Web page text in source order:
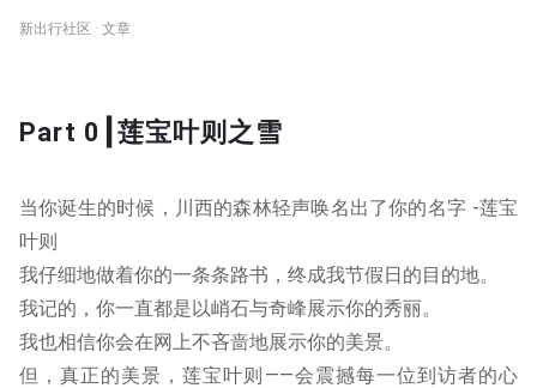
新出行社区 · 文章
Part 0┃莲宝叶则之雪
当你诞生的时候，川西的森林轻声唤名出了你的名字 -莲宝
叶则
我仔细地做着你的一条条路书，终成我节假日的目的地。
我记的，你一直都是以峭石与奇峰展示你的秀丽。
我也相信你会在网上不吝啬地展示你的美景。
但，真正的美景，莲宝叶则——会震撼每一位到访者的心